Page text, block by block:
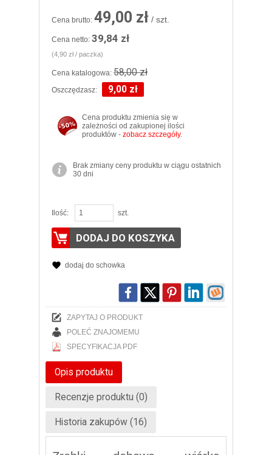
Cena brutto: 49,00 zł / szt.
Cena netto: 39,84 zł
(4,90 zł / paczka)
Cena katalogowa: 58,00 zł
Oszczędzasz: 9,00 zł
Cena produktu zmienia się w
zależności od zakupionej ilości
produktów - zobacz szczegóły.
Brak zmiany ceny produktu w ciągu ostatnich
30 dni
Ilość: szt.
DODAJ DO KOSZYKA
dodaj do schowka
ZAPYTAJ O PRODUKT
POLEĆ ZNAJOMEMU
SPECYFIKACJA PDF
Opis produktu
Recenzje produktu (0)
Historia zakupów (16)